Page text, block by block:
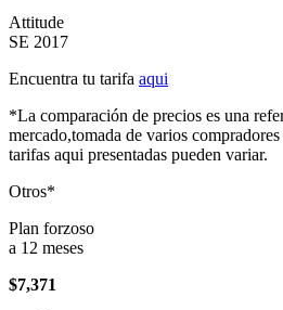
Attitude
SE 2017
Encuentra tu tarifa aqui
*La comparación de precios es una
mercado,tomada de varios
tarifas aqui presentadas pueden variar.
Otros*
Plan forzoso
a 12 meses
$7,371